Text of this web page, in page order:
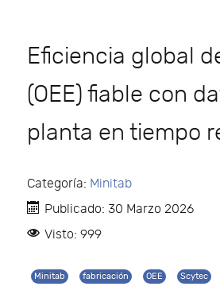
Eficiencia global
(OEE) fiable con
planta en tiempo
Categoría: Minitab
Publicado: 30 Marzo 2026
Visto: 999
Minitab fabricación OEE Scytec